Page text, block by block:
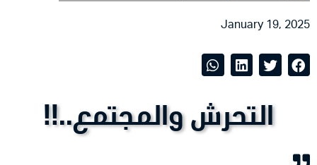
January 19, 2025
التحرش والمجتمع..!!